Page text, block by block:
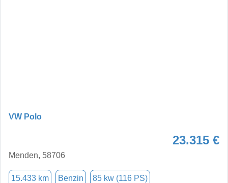
VW Polo
23.315 €
Menden, 58706
15.433 km Benzin 85 kw (116 PS)